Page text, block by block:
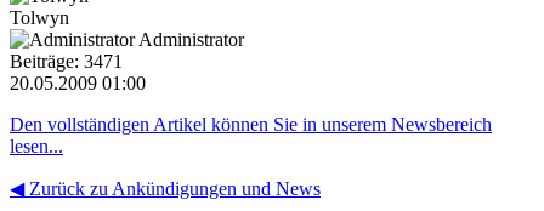
Tolwyn
Administrator
Beiträge: 3471
20.05.2009 01:00
Den vollständigen Artikel können Sie in unserem Newsbereich
lesen...
◀ Zurück zu Ankündigungen und News